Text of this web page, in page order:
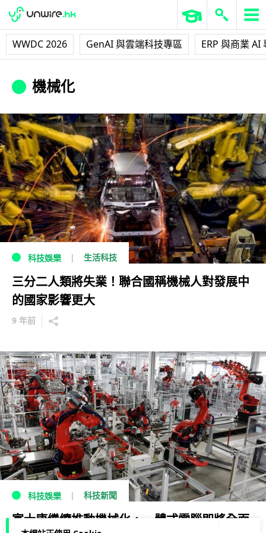
WWDC 2026 GenAI 與雲端科技專區 ERP 與商業 AI
機械化
科技娛樂 生活科技
三分二人類將失業！聯合國稱機械人對發展中
的國家影響更大
9 年前
科技娛樂 科技新聞
富士康繼續推動機械化，一體式電腦即將全面